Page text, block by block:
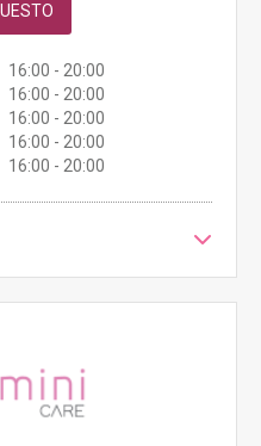
- 20:00
- 20:00
- 20:00
- 20:00
- 20:00